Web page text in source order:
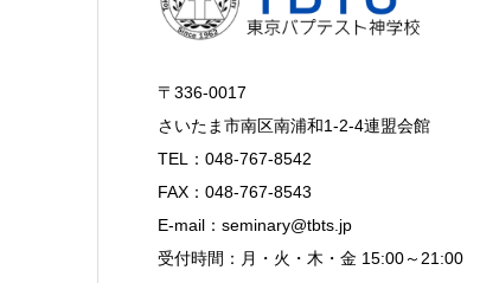
〒336-0017
さいたま市南区南浦和1-2-4連盟会館
TEL：048-767-8542
FAX：048-767-8543
E-mail：seminary@tbts.jp
受付時間：月・火・木・金 15:00～21:00